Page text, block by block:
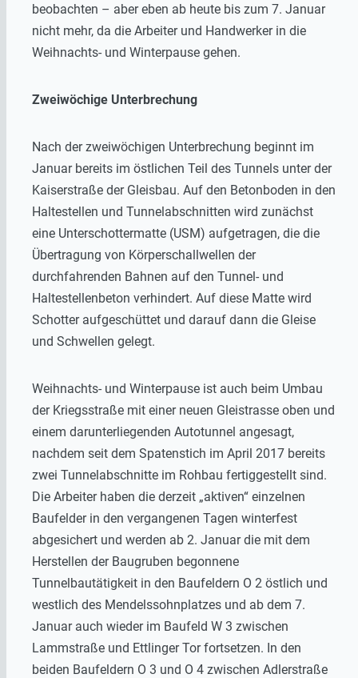
beobachten – aber eben ab heute bis zum 7. Januar
nicht mehr, da die Arbeiter und Handwerker in die
Weihnachts- und Winterpause gehen.
Zweiwöchige Unterbrechung
Nach der zweiwöchigen Unterbrechung beginnt im
Januar bereits im östlichen Teil des Tunnels unter der
Kaiserstraße der Gleisbau. Auf den Betonboden in den
Haltestellen und Tunnelabschnitten wird zunächst
eine Unterschottermatte (USM) aufgetragen, die die
Übertragung von Körperschallwellen der
durchfahrenden Bahnen auf den Tunnel- und
Haltestellenbeton verhindert. Auf diese Matte wird
Schotter aufgeschüttet und darauf dann die Gleise
und Schwellen gelegt.
Weihnachts- und Winterpause ist auch beim Umbau
der Kriegsstraße mit einer neuen Gleistrasse oben und
einem darunterliegenden Autotunnel angesagt,
nachdem seit dem Spatenstich im April 2017 bereits
zwei Tunnelabschnitte im Rohbau fertiggestellt sind.
Die Arbeiter haben die derzeit „aktiven“ einzelnen
Baufelder in den vergangenen Tagen winterfest
abgesichert und werden ab 2. Januar die mit dem
Herstellen der Baugruben begonnene
Tunnelbautätigkeit in den Baufeldern O 2 östlich und
westlich des Mendelssohnplatzes und ab dem 7.
Januar auch wieder im Baufeld W 3 zwischen
Lammstraße und Ettlinger Tor fortsetzen. In den
beiden Baufeldern O 3 und O 4 zwischen Adlerstraße